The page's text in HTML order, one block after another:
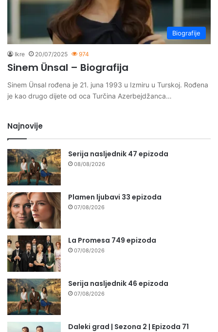
Biografije
Ikre 20/07/2025 974
Sinem Ünsal – Biografija
Sinem Ünsal rođena je 21. juna 1993 u Izmiru u Turskoj. Rođena
je kao drugo dijete od oca Turčina Azerbejdžanca…
Najnovije
Serija nasljednik 47 epizoda
08/08/2026
Plamen ljubavi 33 epizoda
07/08/2026
La Promesa 749 epizoda
07/08/2026
Serija nasljednik 46 epizoda
07/08/2026
Daleki grad | Sezona 2 | Epizoda 71